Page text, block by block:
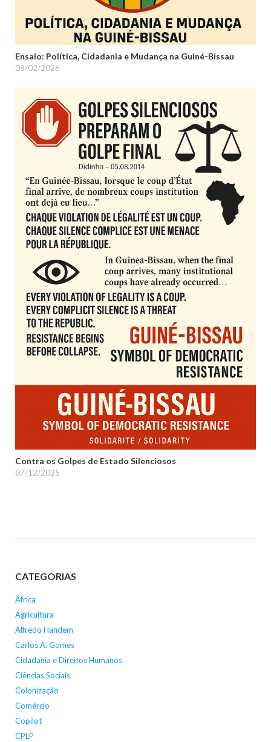
Ensaio: Política, Cidadania e Mudança na Guiné-Bissau
08/02/2026
Contra os Golpes de Estado Silenciosos
07/12/2025
CATEGORIAS
África
Agricultura
Alfredo Handem
Carlos A. Gomes
Cidadania e Direitos Humanos
Ciências Sociais
Colonização
Comércio
Copilot
CPLP